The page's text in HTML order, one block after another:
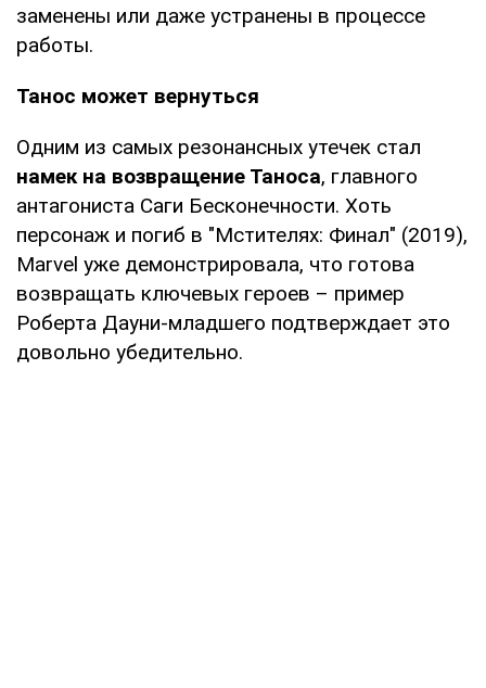
заменены или даже устранены в процессе
работы.
Танос может вернуться
Одним из самых резонансных утечек стал
намек на возвращение Таноса, главного
антагониста Саги Бесконечности. Хоть
персонаж и погиб в "Мстителях: Финал" (2019),
Marvel уже демонстрировала, что готова
возвращать ключевых героев – пример
Роберта Дауни-младшего подтверждает это
довольно убедительно.